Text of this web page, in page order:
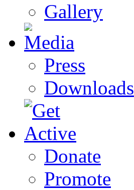
Gallery
Press
Downloads
Donate
Promote